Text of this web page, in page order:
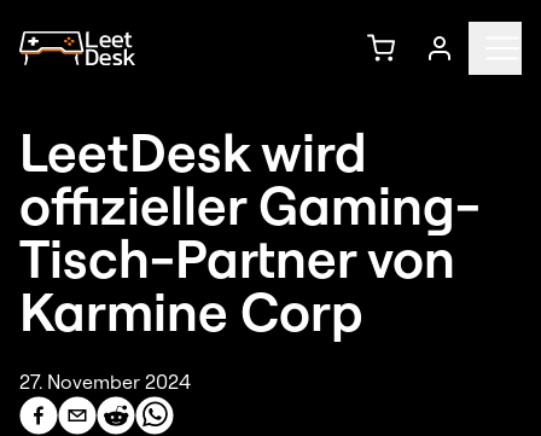
LeetDesk wird
offizieller Gaming-
Tisch-Partner von
Karmine Corp
27. November 2024